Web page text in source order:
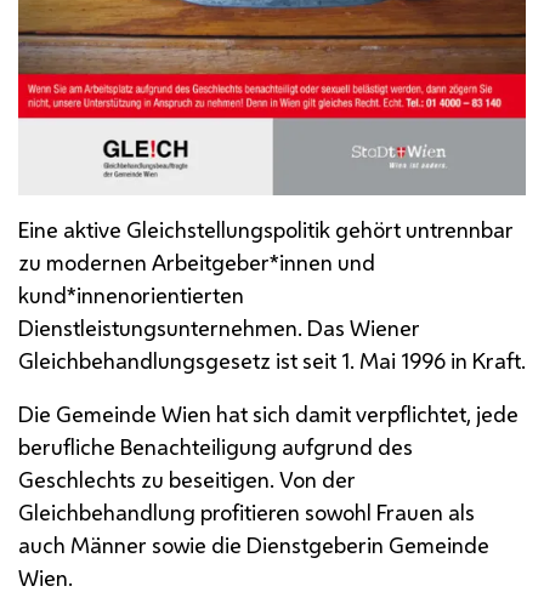
Eine aktive Gleichstellungspolitik gehört untrennbar
zu modernen Arbeitgeber*innen und
kund*innenorientierten
Dienstleistungsunternehmen. Das Wiener
Gleichbehandlungsgesetz ist seit 1. Mai 1996 in Kraft.
Die Gemeinde Wien hat sich damit verpflichtet, jede
berufliche Benachteiligung aufgrund des
Geschlechts zu beseitigen. Von der
Gleichbehandlung profitieren sowohl Frauen als
auch Männer sowie die Dienstgeberin Gemeinde
Wien.